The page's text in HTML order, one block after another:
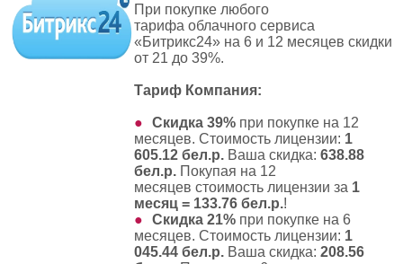
При покупке любого
тарифа облачного сервиса
«Битрикс24» на 6 и 12 месяцев скидки
от 21 до 39%.
Тариф Компания:
Скидка 39% при покупке на 12
месяцев. Стоимость лицензии: 1
605.12 бел.р. Ваша скидка: 638.88
бел.р. Покупая на 12
месяцев стоимость лицензии за 1
месяц = 133.76 бел.р.!
Скидка 21% при покупке на 6
месяцев. Стоимость лицензии: 1
045.44 бел.р. Ваша скидка: 208.56